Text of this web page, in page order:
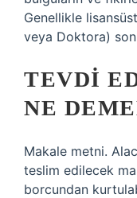
Genellikle
veya Doktora)
TEVDI
NE
Makale metni.
teslim edilecek
borcundan